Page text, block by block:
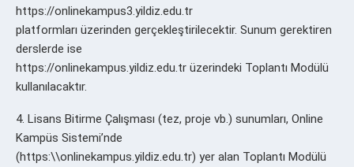
https://onlinekampus3.yildiz.edu.tr
platformları üzerinden gerçekleştirilecektir. Sunum gerektiren
derslerde ise
https://onlinekampus.yildiz.edu.tr üzerindeki Toplantı Modülü
kullanılacaktır.
4. Lisans Bitirme Çalışması (tez, proje vb.) sunumları, Online
Kampüs Sistemi’nde
(https:\\onlinekampus.yildiz.edu.tr) yer alan Toplantı Modülü